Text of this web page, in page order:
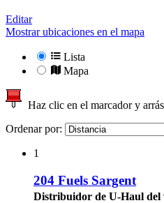
Editar
Mostrar ubicaciones en el mapa
Lista
Mapa
Haz clic en el marcador y
Ordenar por:
1
204 Fuels Sargent
Distribuidor de U-Haul del